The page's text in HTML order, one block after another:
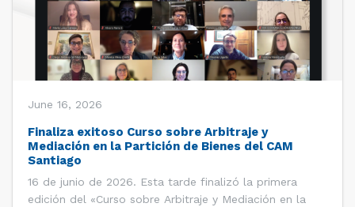
June 16, 2026
Finaliza exitoso Curso sobre Arbitraje y
Mediación en la Partición de Bienes del CAM
Santiago
16 de junio de 2026. Esta tarde finalizó la primera
edición del «Curso sobre Arbitraje y Mediación en la